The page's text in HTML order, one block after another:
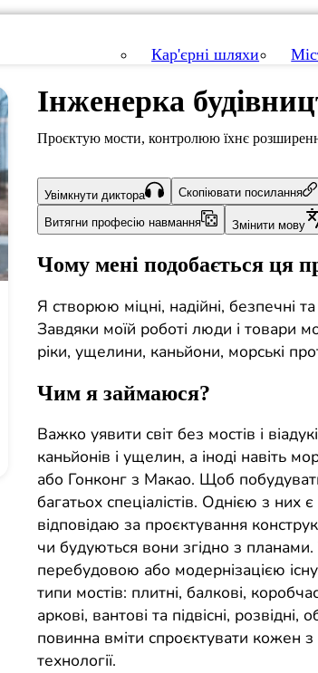
Кар'єрні шляхи
Інженерка
Проєктую мости, контролюю їхнє
Увімкнути диктора Скопіювати посилання
Витягни професію навмання Змінити мову
Чому мені подобається ця
Я створюю міцні, надійні, безпечні
Завдяки моїй роботі люди і товари
ріки, ущелини, каньйони, морські
Чим я займаюся?
Важко уявити світ без мостів і
каньйонів і ущелин, а іноді навіть
або Гонконг з Макао. Щоб
багатьох спеціалістів. Однією з них
відповідаю за проєктування
чи будуються вони згідно з
перебудовою або модернізацією
типи мостів: плитні, балкові,
аркові, вантові та підвісні, розвідні,
повинна вміти спроєктувати кожен
технології.